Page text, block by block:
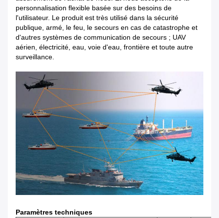
personnalisation flexible basée sur des besoins de
l'utilisateur. Le produit est très utilisé dans la sécurité
publique, armé, le feu, le secours en cas de catastrophe et
d'autres systèmes de communication de secours ; UAV
aérien, électricité, eau, voie d'eau, frontière et toute autre
surveillance.
Paramètres techniques